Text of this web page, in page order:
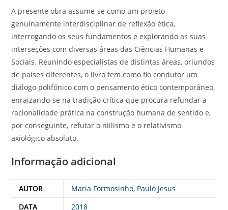
A presente obra assume-se como um projeto
genuinamente interdisciplinar de reflexão ética,
interrogando os seus fundamentos e explorando as suas
interseções com diversas áreas das Ciências Humanas e
Sociais. Reunindo especialistas de distintas áreas, oriundos
de países diferentes, o livro tem como fio condutor um
diálogo polifónico com o pensamento ético contemporâneo,
enraizando-se na tradição crítica que procura refundar a
racionalidade prática na construção humana de sentido e,
por conseguinte, refutar o niilismo e o relativismo
axiológico absoluto.
Informação adicional
AUTOR Maria Formosinho, Paulo Jesus
DATA
2018